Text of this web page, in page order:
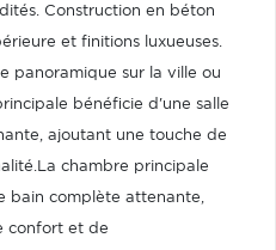
Construction en béton
et finitions luxueuses.
panoramique sur la ville ou
bénéficie d'une salle
ajoutant une touche de
chambre principale
bain complète attenante,
confort et de